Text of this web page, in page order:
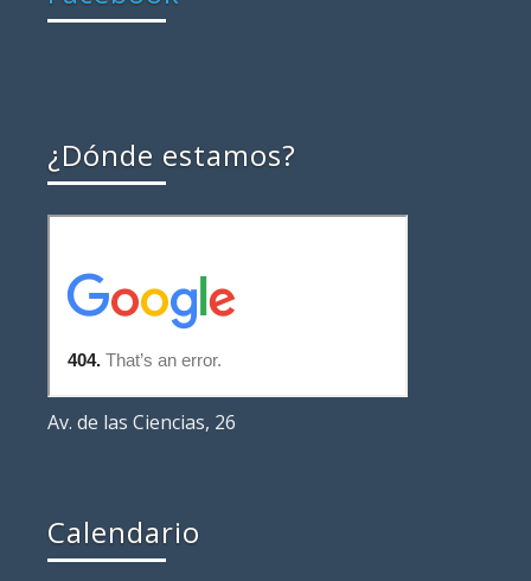
¿Dónde estamos?
Av. de las Ciencias, 26
Calendario